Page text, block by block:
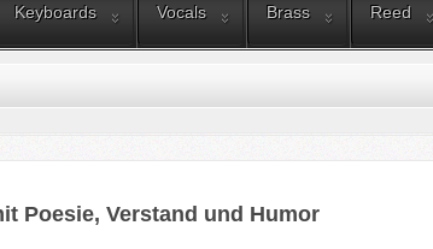
Keyboards Vocals Brass Reed
Poesie, Verstand und Humor